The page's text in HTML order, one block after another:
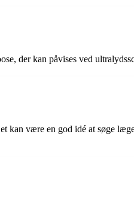
der kan påvises ved
kan være en god idé at søge